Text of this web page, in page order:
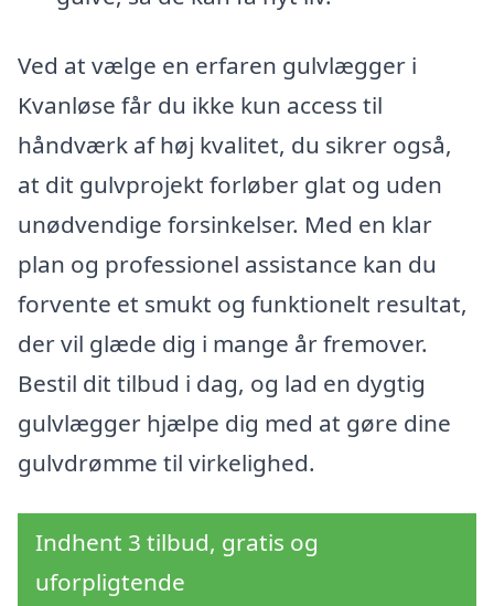
Ved at vælge en erfaren gulvlægger i
Kvanløse får du ikke kun access til
håndværk af høj kvalitet, du sikrer også,
at dit gulvprojekt forløber glat og uden
unødvendige forsinkelser. Med en klar
plan og professionel assistance kan du
forvente et smukt og funktionelt resultat,
der vil glæde dig i mange år fremover.
Bestil dit tilbud i dag, og lad en dygtig
gulvlægger hjælpe dig med at gøre dine
gulvdrømme til virkelighed.
Indhent 3 tilbud, gratis og
uforpligtende